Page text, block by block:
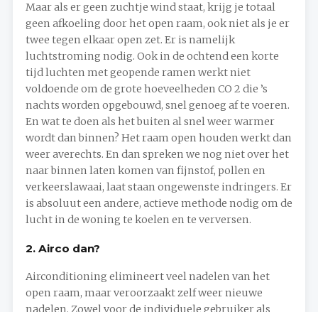
Maar als er geen zuchtje wind staat, krijg je totaal
geen afkoeling door het open raam, ook niet als je er
twee tegen elkaar open zet. Er is namelijk
luchtstroming nodig. Ook in de ochtend een korte
tijd luchten met geopende ramen werkt niet
voldoende om de grote hoeveelheden CO 2 die ’s
nachts worden opgebouwd, snel genoeg af te voeren.
En wat te doen als het buiten al snel weer warmer
wordt dan binnen? Het raam open houden werkt dan
weer averechts. En dan spreken we nog niet over het
naar binnen laten komen van fijnstof, pollen en
verkeerslawaai, laat staan ongewenste indringers. Er
is absoluut een andere, actieve methode nodig om de
lucht in de woning te koelen en te verversen.
2. Airco dan?
Airconditioning elimineert veel nadelen van het
open raam, maar veroorzaakt zelf weer nieuwe